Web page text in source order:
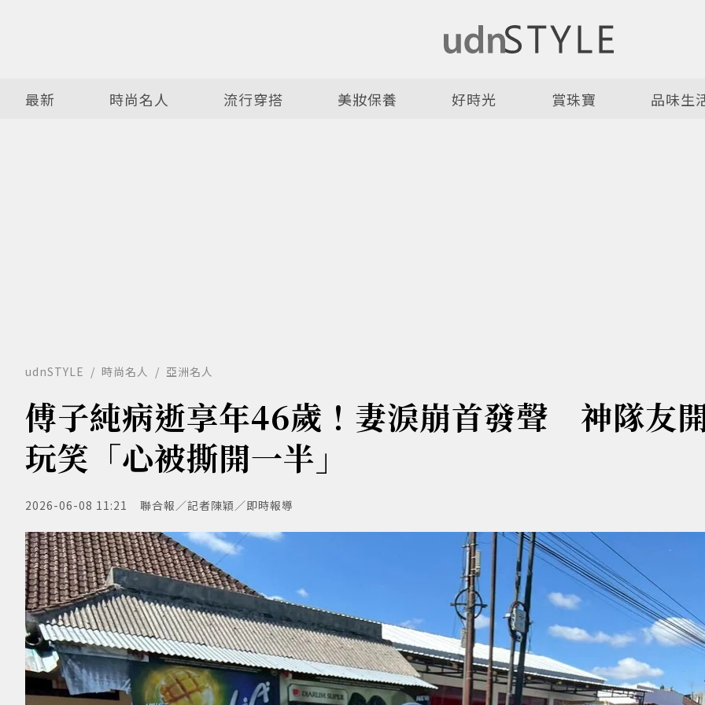
最新 時尚名人 流行穿搭 美妝保養 好時光 賞珠寶 品味生
udnSTYLE 時尚名人 亞洲名人
傅子純病逝享年46歲！妻淚崩首發聲 神隊友
玩笑「心被撕開一半」
2026-06-08 11:21 聯合報／記者陳穎／即時報導